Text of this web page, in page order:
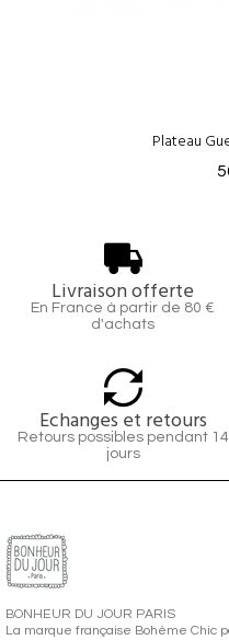
Plateau
Livraison offerte
En France à partir de 80 €
d'achats
Echanges et retours
Retours possibles pendant 14
jours
BONHEUR DU JOUR PARIS
La marque française Bohème Chic